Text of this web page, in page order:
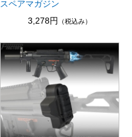
スペアマガジン
3,278円
（税込み）